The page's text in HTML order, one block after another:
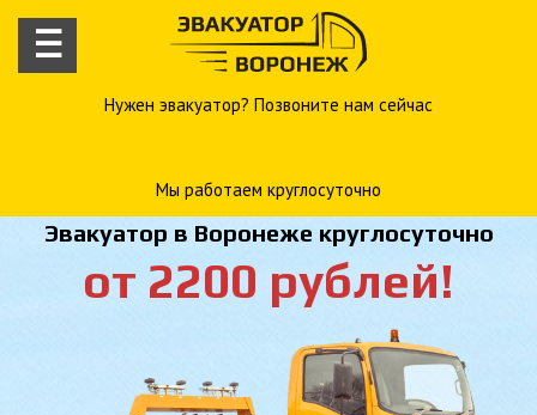
—
—
—
Нужен эвакуатор? Позвоните нам сейчас
Мы работаем круглосуточно
Эвакуатор в Воронеже круглосуточно
от 2200 рублей!